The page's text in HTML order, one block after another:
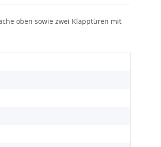
oben sowie zwei Klapptüren mit